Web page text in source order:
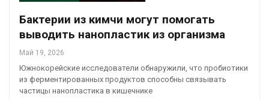
Бактерии из кимчи могут помогать
выводить нанопластик из организма
Май 19, 2026
Южнокорейские исследователи обнаружили, что пробиотики
из ферментированных продуктов способны связывать
частицы нанопластика в кишечнике